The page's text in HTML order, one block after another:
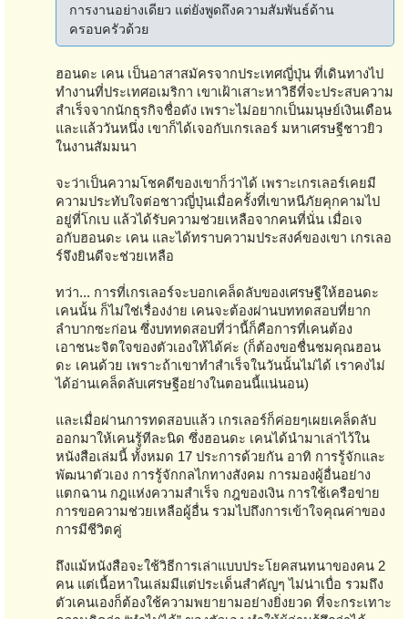
การงานอย่างเดียว แต่ยังพูดถึงความสัมพันธ์ด้าน
ครอบครัวด้วย
ฮอนดะ เคน เป็นอาสาสมัครจากประเทศญี่ปุ่น ที่เดินทางไป
ทำงานที่ประเทศอเมริกา เขาเฝ้าเสาะหาวิธีที่จะประสบความ
สำเร็จจากนักธุรกิจชื่อดัง เพราะไม่อยากเป็นมนุษย์เงินเดือน
และแล้ววันหนึ่ง เขาก็ได้เจอกับเกรเลอร์ มหาเศรษฐีชาวยิว
ในงานสัมมนา
จะว่าเป็นความโชคดีของเขาก็ว่าได้ เพราะเกรเลอร์เคยมี
ความประทับใจต่อชาวญี่ปุ่นเมื่อครั้งที่เขาหนีภัยคุกคามไป
อยู่ที่โกเบ แล้วได้รับความช่วยเหลือจากคนที่นั่น เมื่อเจ
อกับฮอนดะ เคน และได้ทราบความประสงค์ของเขา เกรเลอ
ร์จึงยินดีจะช่วยเหลือ
ทว่า... การที่เกรเลอร์จะบอกเคล็ดลับของเศรษฐีให้ฮอนดะ
เคนนั้น ก็ไม่ใช่เรื่องง่าย เคนจะต้องผ่านบททดสอบที่ยาก
ลำบากซะก่อน ซึ่งบททดสอบที่ว่านี้ก็คือการที่เคนต้อง
เอาชนะจิตใจของตัวเองให้ได้ค่ะ (ก็ต้องขอชื่นชมคุณฮอน
ดะ เคนด้วย เพราะถ้าเขาทำสำเร็จในวันนั้นไม่ได้ เราคงไม่
ได้อ่านเคล็ดลับเศรษฐีอย่างในตอนนี้แน่นอน)
และเมื่อผ่านการทดสอบแล้ว เกรเลอร์ก็ค่อยๆเผยเคล็ดลับ
ออกมาให้เคนรู้ทีละนิด ซึ่งฮอนดะ เคนได้นำมาเล่าไว้ใน
หนังสือเล่มนี้ ทั้งหมด 17 ประการด้วยกัน อาทิ การรู้จักและ
พัฒนาตัวเอง การรู้จักกลไกทางสังคม การมองผู้อื่นอย่าง
แตกฉาน กฎแห่งความสำเร็จ กฎของเงิน การใช้เครือข่าย
การขอความช่วยเหลือผู้อื่น รวมไปถึงการเข้าใจคุณค่าของ
การมีชีวิตคู่
ถึงแม้หนังสือจะใช้วิธีการเล่าแบบประโยคสนทนาของคน 2
คน แต่เนื้อหาในเล่มมีแต่ประเด็นสำคัญๆ ไม่น่าเบื่อ รวมถึง
ตัวเคนเองก็ต้องใช้ความพยายามอย่างยิ่งยวด ที่จะกระเทาะ